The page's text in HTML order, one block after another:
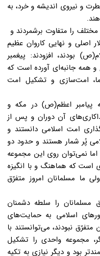
و نیروی اندیشه و خرد، به
را متفاوت برشمردند و
اصلی و نهایی کاروان عظیم
بودند، افزودند: پیغمبر
همه جانبه‌ای آورده است که
امت‌سازی و تشکیل امت
اسلامی مبارزات ۱۳ ساله پیامبر اعظم(ص) در مکه و
آن دوران و پس از
امت اسلامی دانستند و
پُر شمار هستند و حدود دو
اما نمی‌توان روی این مجموعه
است که هماهنگ و با انگیزه
مسلمانان امروز متفرّق
مسلمانان را سلطه دشمنان
اسلامی به حمایت‌های
متفرّق نبودند، می‌توانستند با
مجموعه واحدی را تشکیل
بود و دیگر نیازی به تکیه